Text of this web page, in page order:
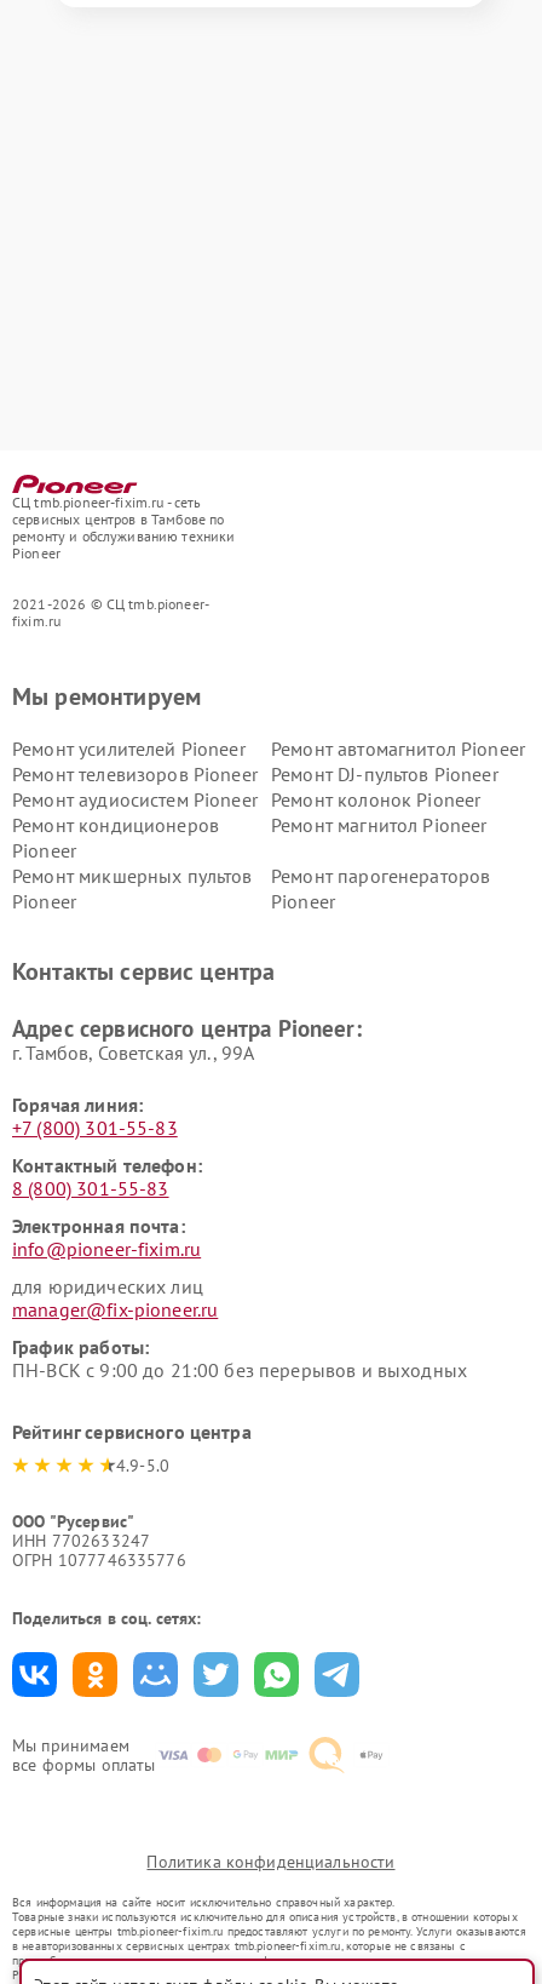
СЦ tmb.pioneer-fixim.ru - сеть
сервисных центров в Тамбове по
ремонту и обслуживанию техники
Pioneer
2021-2026 © СЦ tmb.pioneer-
fixim.ru
Мы принимаем
все формы оплаты
Мы ремонтируем
Ремонт усилителей Pioneer
Ремонт автомагнитол Pioneer
Ремонт телевизоров Pioneer
Ремонт DJ-пультов Pioneer
Ремонт аудиосистем Pioneer
Ремонт колонок Pioneer
Ремонт кондиционеров
Pioneer
Ремонт магнитол Pioneer
Ремонт микшерных пультов
Pioneer
Ремонт парогенераторов
Pioneer
Контакты сервис центра
Адрес сервисного центра Pioneer:
г. Тамбов, Советская ул., 99А
Горячая линия:
+7 (800) 301-55-83
Контактный телефон:
8 (800) 301-55-83
Электронная почта:
info@pioneer-fixim.ru
для юридических лиц
manager@fix-pioneer.ru
График работы:
ПН-ВСК с 9:00 до 21:00 без перерывов и выходных
Рейтинг сервисного центра
4.9-5.0
ООО "Русервис"
ИНН 7702633247
ОГРН 1077746335776
Поделиться в соц. сетях:
Политика конфиденциальности
Вся информация на сайте носит исключительно справочный характер.
Товарные знаки используются исключительно для описания устройств, в отношении которых
сервисные центры tmb.pioneer-fixim.ru предоставляют услуги по ремонту. Услуги оказываются
в неавторизованных сервисных центрах tmb.pioneer-fixim.ru, которые не связаны с
правообладателями товарных знаков или их официальными представителями.
Ремонт осуществляется для устройств, уже введенных в гражданский оборот в соответствии